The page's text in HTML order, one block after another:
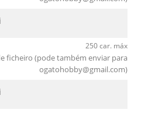
250 car. máx
ficheiro (pode também enviar para
ogatohobby@gmail.com)